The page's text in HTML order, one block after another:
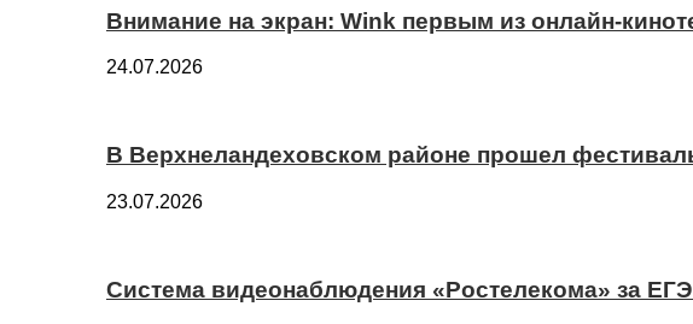
Внимание на экран: Wink первым из онлайн-
24.07.2026
В Верхнеландеховском районе прошел
23.07.2026
Система видеонаблюдения «Ростелекома» за